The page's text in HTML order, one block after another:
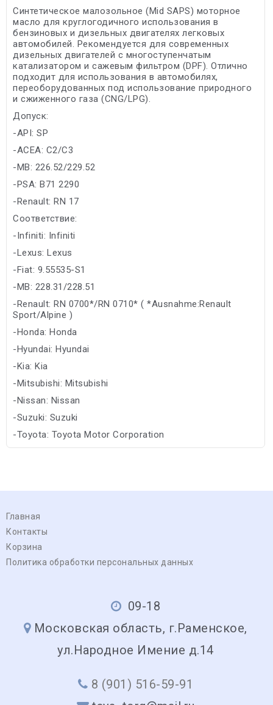
Синтетическое малозольное (Mid SAPS) моторное
масло для круглогодичного использования в
бензиновых и дизельных двигателях легковых
автомобилей. Рекомендуется для современных
дизельных двигателей с многоступенчатым
катализатором и сажевым фильтром (DPF). Отлично
подходит для использования в автомобилях,
переоборудованных под использование природного
и сжиженного газа (CNG/LPG).
Допуск:
-API: SP
-ACEA: C2/C3
-MB: 226.52/229.52
-PSA: B71 2290
-Renault: RN 17
Соответствие:
-Infiniti: Infiniti
-Lexus: Lexus
-Fiat: 9.55535-S1
-MB: 228.31/228.51
-Renault: RN 0700*/RN 0710* ( *Ausnahme:Renault
Sport/Alpine )
-Honda: Honda
-Hyundai: Hyundai
-Kia: Kia
-Mitsubishi: Mitsubishi
-Nissan: Nissan
-Suzuki: Suzuki
-Toyota: Toyota Motor Corporation
-Subaru: Subaru
Главная
Контакты
Корзина
Политика обработки персональных данных
09-18
Московская область, г.Раменское,
ул.Народное Имение д.14
8 (901) 516-59-91